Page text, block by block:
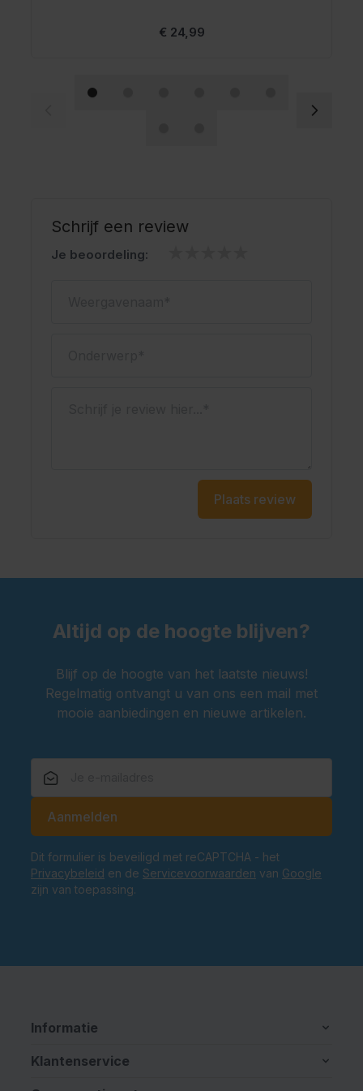
€ 24,99
Schrijf een review
Je beoordeling:
Plaats review
Altijd op de hoogte blijven?
Blijf op de hoogte van het laatste nieuws!
Regelmatig ontvangt u van ons een mail met
mooie aanbiedingen en nieuwe artikelen.
Aanmelden
Dit formulier is beveiligd met reCAPTCHA - het
Privacybeleid en de Servicevoorwaarden van Google
zijn van toepassing.
Informatie
Klantenservice